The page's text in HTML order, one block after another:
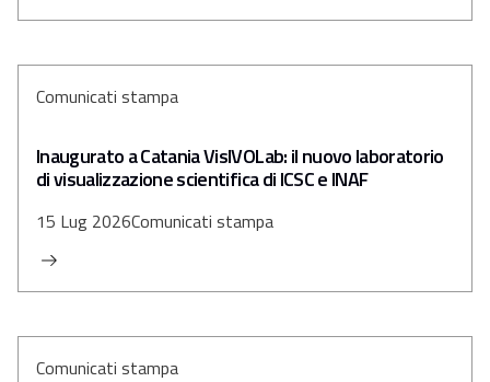
Comunicati stampa
Inaugurato a Catania VisIVOLab: il nuovo laboratorio
di visualizzazione scientifica di ICSC e INAF
15 Lug 2026Comunicati stampa
Comunicati stampa